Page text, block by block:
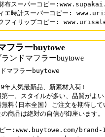
布スーパーコピー
ィエ時計スーパーコピー:
クフィリップコピー:
フラーbuytowe
ンドマフラーbuytowe
マフラーbuytowe
人気最新品、新素材入荷!
一、スタイルが多い、品質がよい
料(日本全国) ご注文を期待して
商品は絶対の自信が御座います。
ピー:www.buytowe.com/brand-